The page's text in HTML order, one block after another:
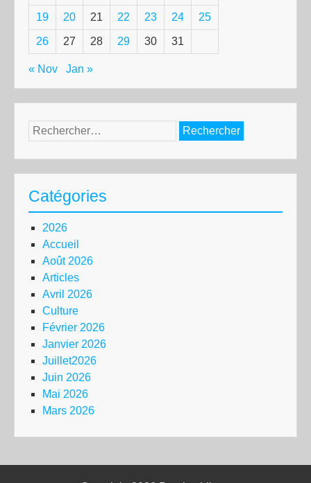
19 20 21 22 23 24 25
26 27 28 29 30 31
« Nov Jan »
Rechercher :
Catégories
2026
Accueil
Août 2026
Articles
Avril 2026
Culture
Février 2026
Janvier 2026
Juillet2026
Juin 2026
Mai 2026
Mars 2026